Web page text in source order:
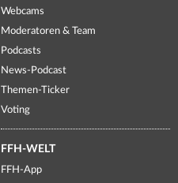
Webcams
Moderatoren & Team
Podcasts
News-Podcast
Themen-Ticker
Voting
FFH-WELT
FFH-App